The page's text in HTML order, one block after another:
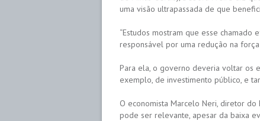
uma visão ultrapassada de que
“Estudos mostram que esse chamado
responsável por uma redução na
Para ela, o governo deveria voltar os
exemplo, de investimento público, e
O economista Marcelo Neri, diretor
pode ser relevante, apesar da baixa